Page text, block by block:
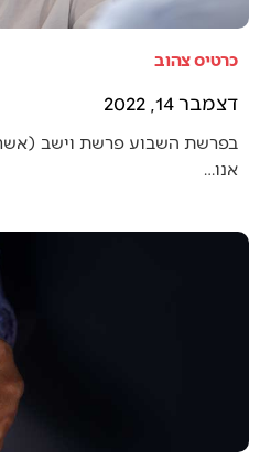
כרטיס צהוב
דצמבר 14, 2022
בפרשת השבוע פרשת וישב (אשר
אנו…